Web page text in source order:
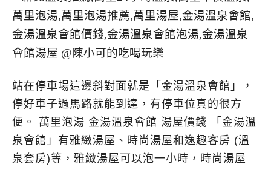
站在停車場這邊斜對面就是「金湯溫泉會館」，
停好車子過馬路就能到達，有停車位真的很方
便。 萬里泡湯 金湯溫泉會館 湯屋價錢 「金湯溫
泉會館」有雅緻湯屋、時尚湯屋和逸趣客房 (溫
泉套房)等，雅緻湯屋可以泡一小時，時尚湯屋